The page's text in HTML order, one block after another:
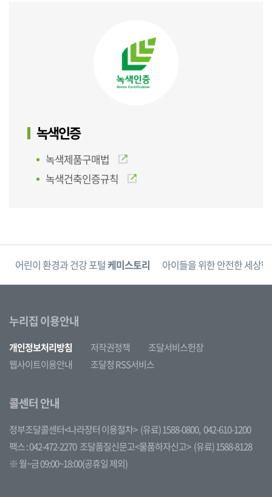
녹색인증
녹색제품구매법
녹색건축인증규칙
어린이 환경과 건강 포털케미스토리 아이들을 위한 안전한 세상
누리집 이용안내
개인정보처리방침 저작권정책
조달서비스헌장
웹사이트이용안내
조달청 RSS서비스
콜센터 안내
정부조달콜센터<나라장터 이용절차> (유료) 1588-0800, 042-610-1200
팩스 : 042-472-2270 조달품질신문고<물품하자신고> (유료) 1588-8128
※ 월~금 09:00~18:00(공휴일 제외)